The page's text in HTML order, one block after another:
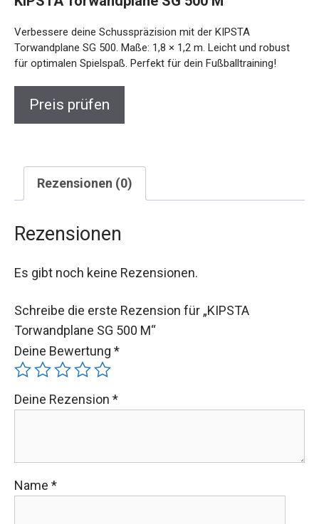
Verbessere deine Schusspräzision mit der KIPSTA
Torwandplane SG 500. Maße: 1,8 × 1,2 m. Leicht und robust
für optimalen Spielspaß. Perfekt für dein Fußballtraining!
Preis prüfen
Rezensionen (0)
Rezensionen
Es gibt noch keine Rezensionen.
Schreibe die erste Rezension für „KIPSTA
Torwandplane SG 500 M“
Deine Bewertung *
Deine Rezension *
Name *